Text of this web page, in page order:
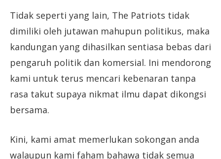
Tidak seperti yang lain, The Patriots tidak
dimiliki oleh jutawan mahupun politikus, maka
kandungan yang dihasilkan sentiasa bebas dari
pengaruh politik dan komersial. Ini mendorong
kami untuk terus mencari kebenaran tanpa
rasa takut supaya nikmat ilmu dapat dikongsi
bersama.
Kini, kami amat memerlukan sokongan anda
walaupun kami faham bahawa tidak semua